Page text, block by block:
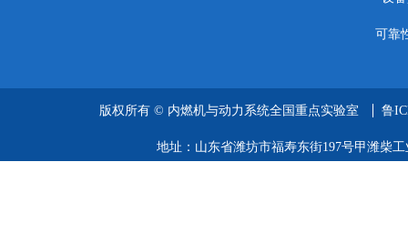
可靠
版权所有 © 内燃机与动力系统全国重点实验室 鲁
地址：山东省潍坊市福寿东街197号甲潍柴